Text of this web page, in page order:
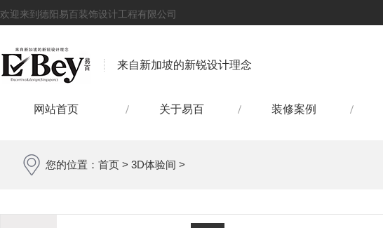
欢迎来到德阳易百装饰设计工程有限公司
来自新加坡的新锐设计理念
网站首页 关于易百 装修案例
您的位置： 首页 > 3D体验间 >